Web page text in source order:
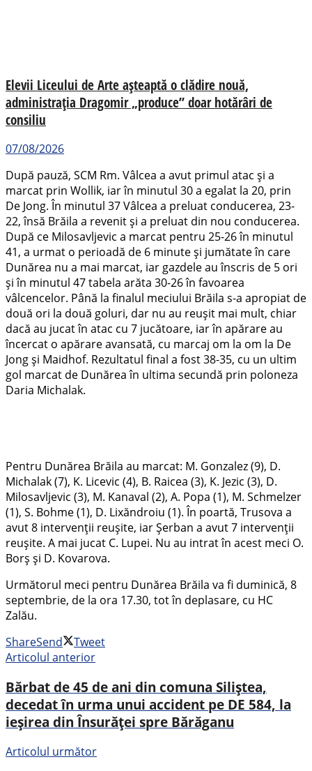
Elevii Liceului de Arte așteaptă o clădire nouă,
administrația Dragomir „produce” doar hotărâri de
consiliu
07/08/2026
După pauză, SCM Rm. Vâlcea a avut primul atac și a
marcat prin Wollik, iar în minutul 30 a egalat la 20, prin
De Jong. În minutul 37 Vâlcea a preluat conducerea, 23-
22, însă Brăila a revenit și a preluat din nou conducerea.
După ce Milosavljevic a marcat pentru 25-26 în minutul
41, a urmat o perioadă de 6 minute și jumătate în care
Dunărea nu a mai marcat, iar gazdele au înscris de 5 ori
și în minutul 47 tabela arăta 30-26 în favoarea
vâlcencelor. Până la finalul meciului Brăila s-a apropiat de
două ori la două goluri, dar nu au reușit mai mult, chiar
dacă au jucat în atac cu 7 jucătoare, iar în apărare au
încercat o apărare avansată, cu marcaj om la om la De
Jong și Maidhof. Rezultatul final a fost 38-35, cu un ultim
gol marcat de Dunărea în ultima secundă prin poloneza
Daria Michalak.
Pentru Dunărea Brăila au marcat: M. Gonzalez (9), D.
Michalak (7), K. Licevic (4), B. Raicea (3), K. Jezic (3), D.
Milosavljevic (3), M. Kanaval (2), A. Popa (1), M. Schmelzer
(1), S. Bohme (1), D. Lixăndroiu (1). În poartă, Trusova a
avut 8 intervenții reușite, iar Șerban a avut 7 intervenții
reușite. A mai jucat C. Lupei. Nu au intrat în acest meci O.
Borș și D. Kovarova.
Următorul meci pentru Dunărea Brăila va fi duminică, 8
septembrie, de la ora 17.30, tot în deplasare, cu HC
Zalău.
ShareSend
Tweet
Articolul anterior
Bărbat de 45 de ani din comuna Siliștea,
decedat în urma unui accident pe DE 584, la
ieșirea din Însurăței spre Bărăganu
Articolul următor